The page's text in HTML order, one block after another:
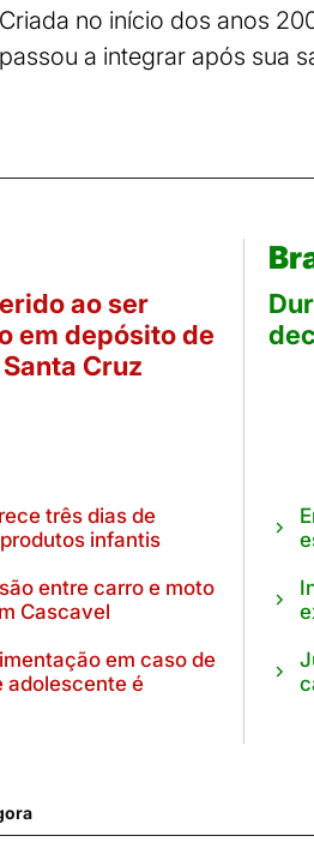
Criada no início dos anos
passou a integrar após sua
ao ser
em depósito de
Cruz
três dias de
infantis
entre carro e moto
Cascavel
em caso de
adolescente é